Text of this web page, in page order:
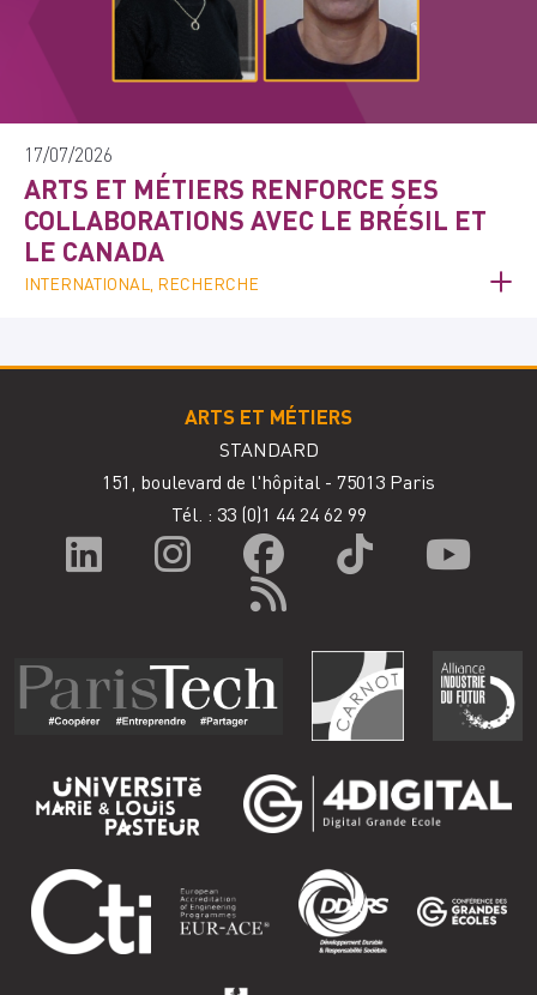
17/07/2026
ARTS ET MÉTIERS RENFORCE SES
COLLABORATIONS AVEC LE BRÉSIL ET
LE CANADA
INTERNATIONAL, RECHERCHE
ARTS ET MÉTIERS
STANDARD
151, boulevard de l'hôpital - 75013 Paris
Tél. : 33 (0)1 44 24 62 99